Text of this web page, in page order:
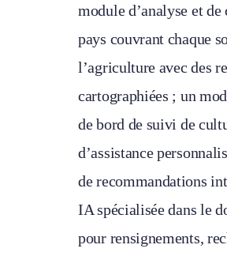
module d’analyse et
pays couvrant chaque
l’agriculture avec des
cartographiées ; un
de bord de suivi de
d’assistance
de recommandations
IA spécialisée dans le
pour rensignements,